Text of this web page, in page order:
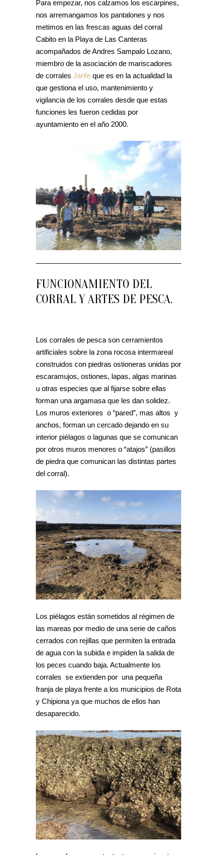
Para empezar, nos calzamos los escarpines,
nos arremangamos los pantalones y nos
metimos en las frescas aguas del corral
Cabito en la Playa de Las Canteras
acompañados de Andres Sampalo Lozano,
miembro de la asociación de mariscadores
de corrales Jarife que es en la actualidad la
que gestiona el uso, mantenimiento y
vigilancia de los corrales desde que estas
funciones les fueron cedidas por
ayuntamiento en el año 2000.
FUNCIONAMIENTO DEL
CORRAL Y ARTES DE PESCA.
Los corrales de pesca son cerramientos
artificiales sobre la zona rocosa intermareal
construidos con piedras ostioneras unidas por
escaramujos, ostiones, lapas, algas marinas
u otras especies que al fijarse sobre ellas
forman una argamasa que les dan solidez.
Los muros exteriores o “pared”, mas altos y
anchos, forman un cercado dejando en su
interior piélagos o lagunas que se comunican
por otros muros menores o “atajos” (pasillos
de piedra que comunican las distintas partes
del corral).
Los piélagos están sometidos al régimen de
las mareas por medio de una serie de caños
cerrados con rejillas que permiten la entrada
de agua con la subida e impiden la salida de
los peces cuando baja. Actualmente los
corrales se extienden por una pequeña
franja de playa frente a los municipios de Rota
y Chipiona ya que muchos de ellos han
desaparecido.